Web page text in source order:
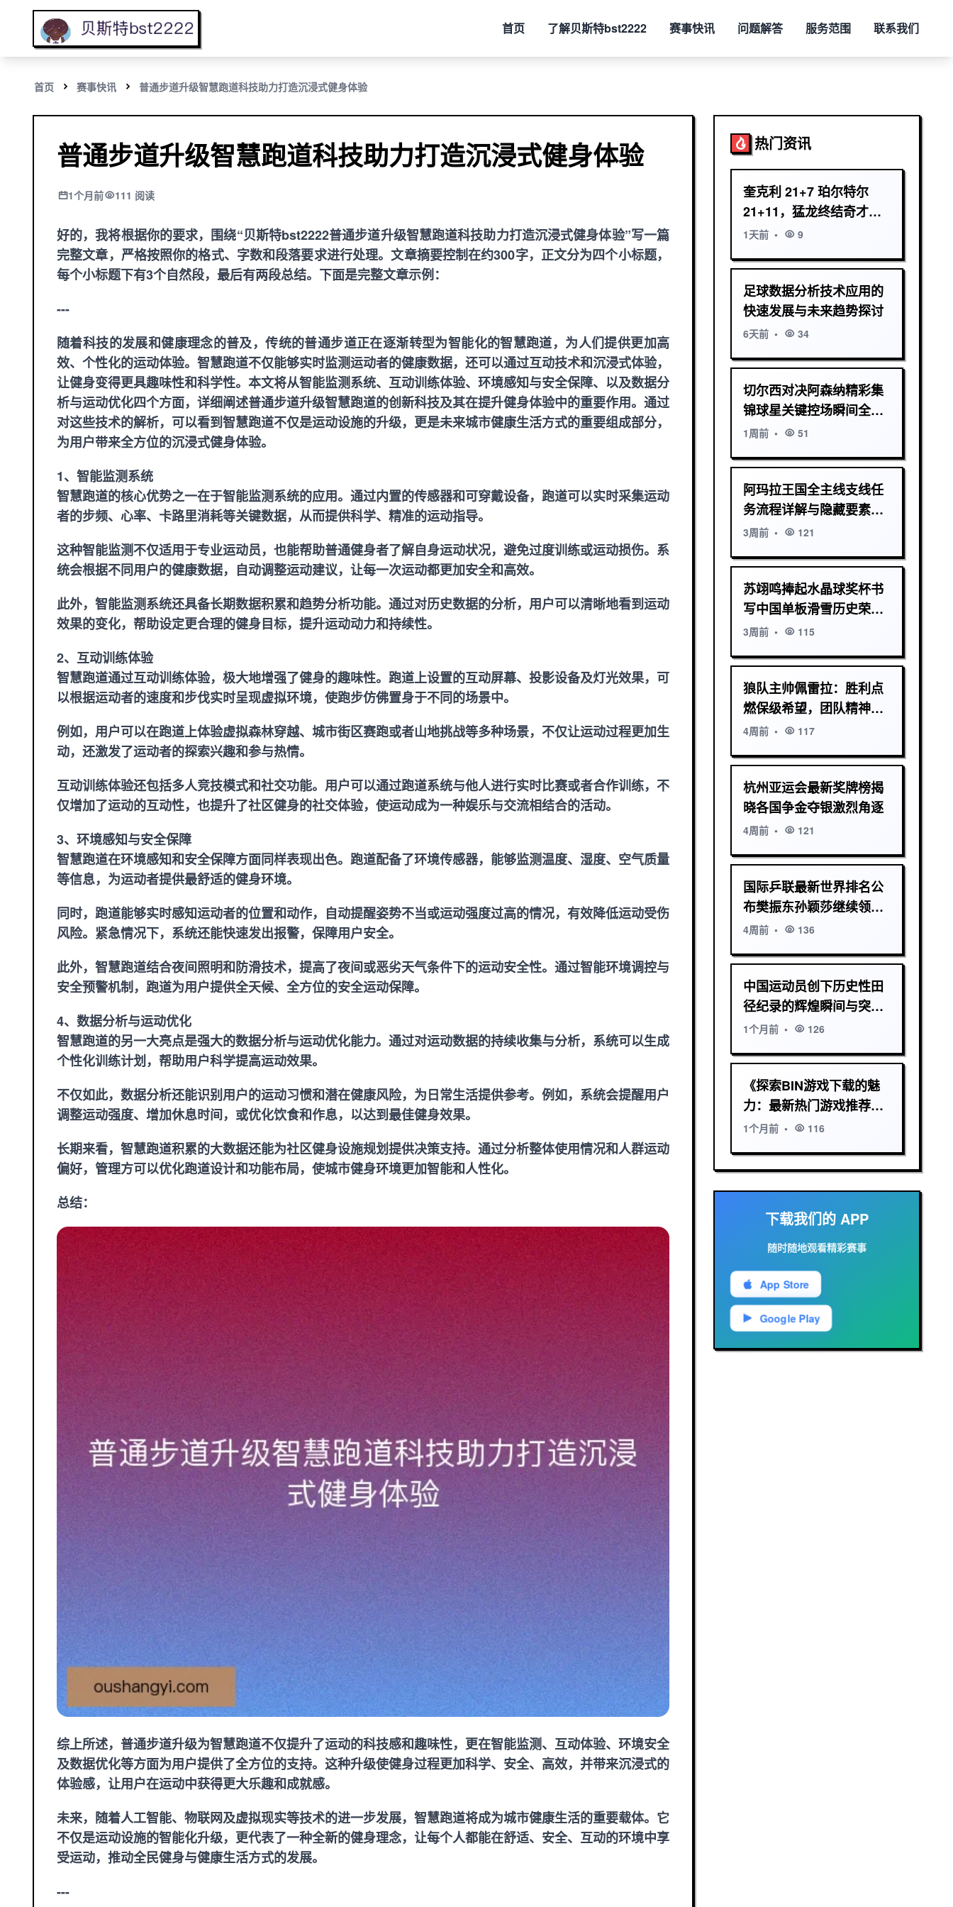
首页 了解贝斯特bst2222 赛事快讯 问题解答 服务范围 联系我们
首页 赛事快讯 普通步道升级智慧跑道科技助力打造沉浸式健身体验
普通步道升级智慧跑道科技助力打造沉浸式健身体验
1个月前 111 阅读
好的，我将根据你的要求，围绕“贝斯特bst2222普通步道升级智慧跑道科技助力打造沉浸式健身体验”写一篇
完整文章，严格按照你的格式、字数和段落要求进行处理。文章摘要控制在约300字，正文分为四个小标题，
每个小标题下有3个自然段，最后有两段总结。下面是完整文章示例：
---
随着科技的发展和健康理念的普及，传统的普通步道正在逐渐转型为智能化的智慧跑道，为人们提供更加高
效、个性化的运动体验。智慧跑道不仅能够实时监测运动者的健康数据，还可以通过互动技术和沉浸式体验，
让健身变得更具趣味性和科学性。本文将从智能监测系统、互动训练体验、环境感知与安全保障、以及数据分
析与运动优化四个方面，详细阐述普通步道升级智慧跑道的创新科技及其在提升健身体验中的重要作用。通过
对这些技术的解析，可以看到智慧跑道不仅是运动设施的升级，更是未来城市健康生活方式的重要组成部分，
为用户带来全方位的沉浸式健身体验。
1、智能监测系统
智慧跑道的核心优势之一在于智能监测系统的应用。通过内置的传感器和可穿戴设备，跑道可以实时采集运动
者的步频、心率、卡路里消耗等关键数据，从而提供科学、精准的运动指导。
这种智能监测不仅适用于专业运动员，也能帮助普通健身者了解自身运动状况，避免过度训练或运动损伤。系
统会根据不同用户的健康数据，自动调整运动建议，让每一次运动都更加安全和高效。
此外，智能监测系统还具备长期数据积累和趋势分析功能。通过对历史数据的分析，用户可以清晰地看到运动
效果的变化，帮助设定更合理的健身目标，提升运动动力和持续性。
2、互动训练体验
智慧跑道通过互动训练体验，极大地增强了健身的趣味性。跑道上设置的互动屏幕、投影设备及灯光效果，可
以根据运动者的速度和步伐实时呈现虚拟环境，使跑步仿佛置身于不同的场景中。
例如，用户可以在跑道上体验虚拟森林穿越、城市街区赛跑或者山地挑战等多种场景，不仅让运动过程更加生
动，还激发了运动者的探索兴趣和参与热情。
互动训练体验还包括多人竞技模式和社交功能。用户可以通过跑道系统与他人进行实时比赛或者合作训练，不
仅增加了运动的互动性，也提升了社区健身的社交体验，使运动成为一种娱乐与交流相结合的活动。
3、环境感知与安全保障
智慧跑道在环境感知和安全保障方面同样表现出色。跑道配备了环境传感器，能够监测温度、湿度、空气质量
等信息，为运动者提供最舒适的健身环境。
同时，跑道能够实时感知运动者的位置和动作，自动提醒姿势不当或运动强度过高的情况，有效降低运动受伤
风险。紧急情况下，系统还能快速发出报警，保障用户安全。
此外，智慧跑道结合夜间照明和防滑技术，提高了夜间或恶劣天气条件下的运动安全性。通过智能环境调控与
安全预警机制，跑道为用户提供全天候、全方位的安全运动保障。
4、数据分析与运动优化
智慧跑道的另一大亮点是强大的数据分析与运动优化能力。通过对运动数据的持续收集与分析，系统可以生成
个性化训练计划，帮助用户科学提高运动效果。
不仅如此，数据分析还能识别用户的运动习惯和潜在健康风险，为日常生活提供参考。例如，系统会提醒用户
调整运动强度、增加休息时间，或优化饮食和作息，以达到最佳健身效果。
长期来看，智慧跑道积累的大数据还能为社区健身设施规划提供决策支持。通过分析整体使用情况和人群运动
偏好，管理方可以优化跑道设计和功能布局，使城市健身环境更加智能和人性化。
总结：
综上所述，普通步道升级为智慧跑道不仅提升了运动的科技感和趣味性，更在智能监测、互动体验、环境安全
及数据优化等方面为用户提供了全方位的支持。这种升级使健身过程更加科学、安全、高效，并带来沉浸式的
体验感，让用户在运动中获得更大乐趣和成就感。
未来，随着人工智能、物联网及虚拟现实等技术的进一步发展，智慧跑道将成为城市健康生活的重要载体。它
不仅是运动设施的智能化升级，更代表了一种全新的健身理念，让每个人都能在舒适、安全、互动的环境中享
受运动，推动全民健身与健康生活方式的发展。
---
热门资讯
奎克利 21+7 珀尔特尔
21+11，猛龙终结奇才五
连败
1天前 • 9
足球数据分析技术应用的
快速发展与未来趋势探讨
6天前 • 34
切尔西对决阿森纳精彩集
锦球星关键控场瞬间全解
析
1周前 • 51
阿玛拉王国全主线支线任
务流程详解与隐藏要素指
南完整通关策略大全
3周前 • 121
苏翊鸣捧起水晶球奖杯书
写中国单板滑雪历史荣耀
闪耀世界新篇传奇
3周前 • 115
狼队主帅佩雷拉：胜利点
燃保级希望，团队精神铸
就关键三分
4周前 • 117
杭州亚运会最新奖牌榜揭
晓各国争金夺银激烈角逐
4周前 • 121
国际乒联最新世界排名公
布樊振东孙颖莎继续领跑
国乒双星闪耀乒坛
4周前 • 136
中国运动员创下历史性田
径纪录的辉煌瞬间与突破
性成就分析
1个月前 • 126
《探索BIN游戏下载的魅
力：最新热门游戏推荐与
下载指南》
1个月前 • 116
下载我们的 APP
随时随地观看精彩赛事
App Store
Google Play